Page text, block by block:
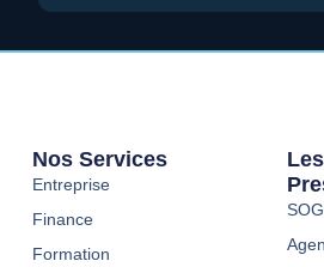
Nos Services
Entreprise
Finance
Formation